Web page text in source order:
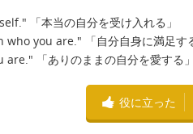
「本当の自分を受け入れる」
you are." 「自分自身に満足す
「ありのままの自分を愛する」
役に立った